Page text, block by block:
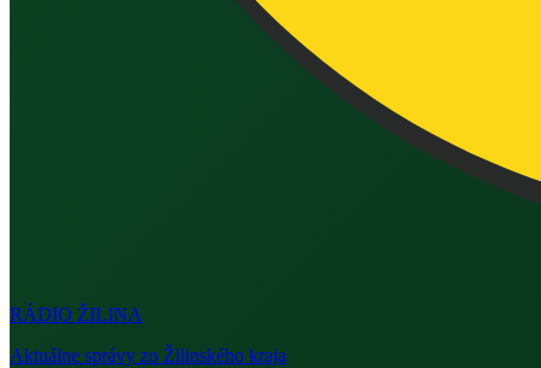
RÁDIO ŽILINA
Aktuálne správy zo Žilinského kraja